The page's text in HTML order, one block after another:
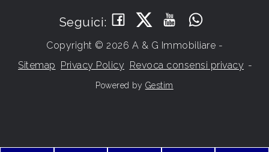
Seguici:
Copyright © 2026 A & G Immobiliare -
Sitemap Privacy Policy Revoca consensi privacy -
Powered by Gestim